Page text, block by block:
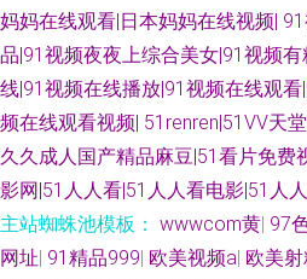
观看 AV女人天堂影院 伊人阁婷婷 久久超
亚洲精品黄色网址 影音先锋青青草 久久国
欧美激情深爱网 香蕉久艹 wwww国产 91
草性爱短视频 www欧美日 伊人春色av 亚
妈妈在线观看|日本妈妈在线视频|
品|91视频夜夜上综合美女|91视频
线|91视频在线播放|91视频在线观
频在线观看视频| 51renren|51VV天
久久成人国产精品麻豆|51看片免费
影网|51人人看|51人人看电影|51人
主站蜘蛛池模板： wwwcom黄| 97
网址| 91精品999| 欧美视频a| 欧美